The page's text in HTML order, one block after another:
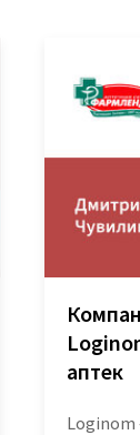
аптек
Loginom